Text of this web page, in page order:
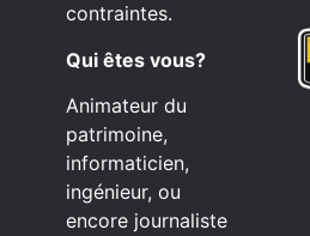
contraintes.
Qui êtes vous?
Animateur du
patrimoine,
informaticien,
ingénieur, ou
encore journaliste